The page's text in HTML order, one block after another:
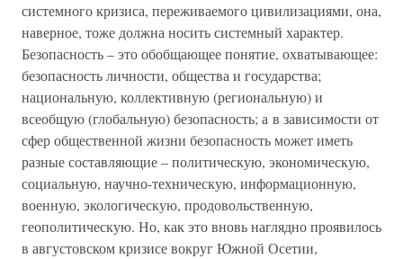
системного кризиса, переживаемого цивилизациями, она,
наверное, тоже должна носить системный характер.
Безопасность – это обобщающее понятие, охватывающее:
безопасность личности, общества и государства;
национальную, коллективную (региональную) и
всеобщую (глобальную) безопасность; а в зависимости от
сфер общественной жизни безопасность может иметь
разные составляющие – политическую, экономическую,
социальную, научно-техническую, информационную,
военную, экологическую, продовольственную,
геополитическую. Но, как это вновь наглядно проявилось
в августовском кризисе вокруг Южной Осетии,